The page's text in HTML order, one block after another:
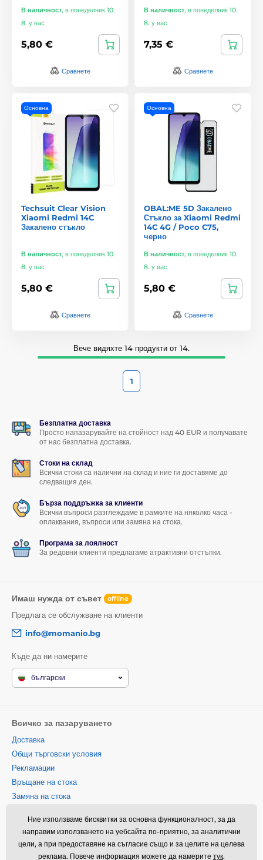
В наличност, в понеделник 10.
8. у вас
5,80 €
Сравнете
В наличност, в понеделник 10.
8. у вас
7,35 €
Сравнете
Основна
Techsuit Clear Vision
Xiaomi Redmi 14C
Закалено стъкло
В наличност, в понеделник 10.
8. у вас
5,80 €
Сравнете
Основна
OBAL:ME 5D Закалено
Стъкло за Xiaomi Redmi
14C 4G / Poco C75,
черно
В наличност, в понеделник 10.
8. у вас
5,80 €
Сравнете
Вече видяхте 14 продукти от 14.
1
Безплатна доставка
Просто напазарувайте на стойност над 40 EUR и получавате
от нас безплатна доставка.
Стоки на склад
Всички стоки са налични на склад и ние ги доставяме до
следващия ден.
Бърза поддръжка за клиенти
Всички въпроси разглеждаме в рамките на няколко часа -
оплаквания, въпроси или замяна на стока.
Програма за лоялност
За редовни клиенти предлагаме атрактивни отстъпки.
Имаш нужда от съвет offline
Предлага се обслужване на клиенти
info@momanio.bg
Къде да ни намерите
български
Всичко за пазаруването
Доставка
Общи търговски условия
Рекламации
Връщане на стока
Замяна на стока
бисквитки
Информация за контакт
Информация за обработването
Ние използваме бисквитки за основна функционалност, за да
направим използването на уебсайта по-приятно, за аналитични
цели, а при предоставяне на съгласие също и за целите на целева
реклама. Повече информация можете да намерите тук.